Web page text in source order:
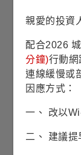
2025/10
資料來源：理
表示為配息
類年金
親愛的投資
配合2026
分鐘)行動
連線緩慢或
因應方式：
一、 改以
二、 建議提